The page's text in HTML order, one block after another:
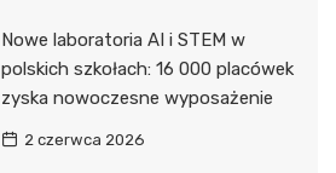
Nowe laboratoria AI i STEM w
polskich szkołach: 16 000 placówek
zyska nowoczesne wyposażenie
2 czerwca 2026